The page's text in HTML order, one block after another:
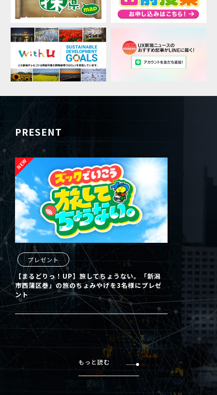
PRESENT
プレゼント
【まるどりっ！UP】旅してちょうない。「新潟
市西蒲区巻」の旅のちょみやげを3名様にプレゼ
ント
もっと読む